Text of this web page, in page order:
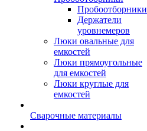
Пробоотборники
Держатели
уровнемеров
Люки овальные для
емкостей
Люки прямоугольные
для емкостей
Люки круглые для
емкостей
Сварочные материалы